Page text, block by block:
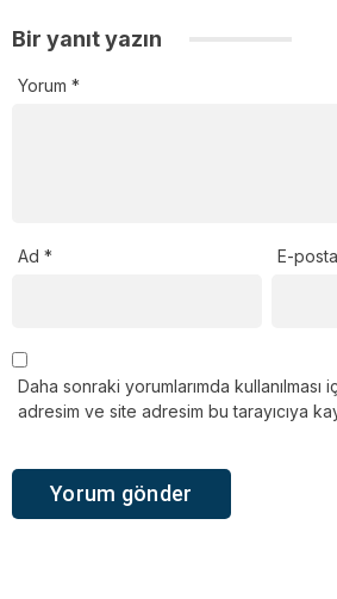
Bir yanıt yazın
Yorum *
Ad * E-
Daha sonraki yorumlarımda kullanılması
adresim ve site adresim bu tarayıcıya